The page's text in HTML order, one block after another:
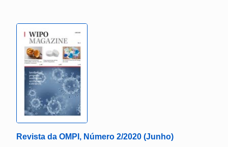
Revista da OMPI, Número 2/2020 (Junho)